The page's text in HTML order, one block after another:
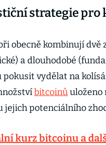
strategie pro
obecně kombinují dvě
a dlouhodobé
pokusit vydělat na
bitcoinůuloženo
jejich potenciálního
kurz bitcoinu a